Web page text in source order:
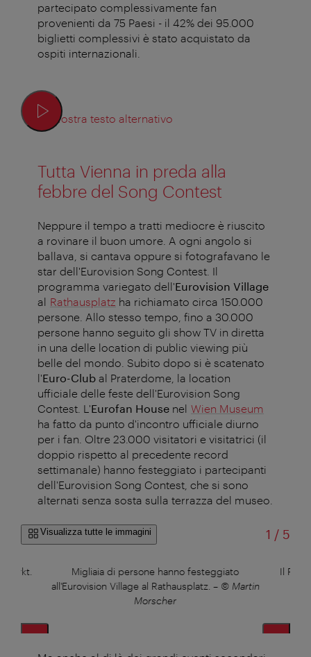
partecipato complessivamente fan
provenienti da 75 Paesi - il 42% dei 95.000
biglietti complessivi è stato acquistato da
ospiti internazionali.
Mostra testo alternativo
Tutta Vienna in preda alla
febbre del Song Contest
Neppure il tempo a tratti mediocre è riuscito
a rovinare il buon umore. A ogni angolo si
ballava, si cantava oppure si fotografavano le
star dell'Eurovision Song Contest. Il
programma variegato dell'Eurovision Village
al Rathausplatz ha richiamato circa 150.000
persone. Allo stesso tempo, fino a 30.000
persone hanno seguito gli show TV in diretta
in una delle location di public viewing più
belle del mondo. Subito dopo si è scatenato
l'Euro-Club al Praterdome, la location
ufficiale delle feste dell'Eurovision Song
Contest. L'Eurofan House nel Wien Museum
ha fatto da punto d'incontro ufficiale diurno
per i fan. Oltre 23.000 visitatori e visitatrici (il
doppio rispetto al precedente record
settimanale) hanno festeggiato i partecipanti
dell'Eurovision Song Contest, che si sono
alternati senza sosta sulla terrazza del museo.
Visualizza tutte le immagini 1 /di
5
Migliaia di persone hanno festeggiato
all'Eurovision Village al Rathausplatz. – © Martin
Morscher
Il